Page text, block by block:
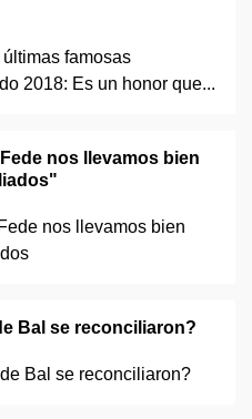
nos llevamos bien
Bal se reconciliaron?